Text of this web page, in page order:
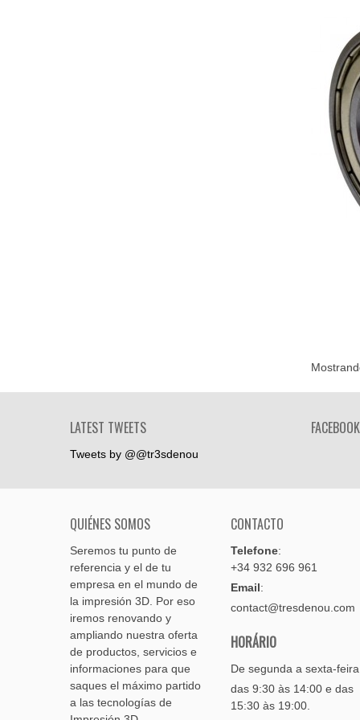
LATEST TWEETS
Tweets by @@tr3sdenou
FACEBOOK
QUIÉNES SOMOS
Seremos tu punto de
referencia y el de tu
empresa en el mundo de
la impresión 3D. Por eso
iremos renovando y
ampliando nuestra oferta
de productos, servicios e
informaciones para que
saques el máximo partido
a las tecnologías de
CONTACTO
Telefone:
+34 932 696 961
Email:
contact@tresdenou.com
HORÁRIO
De segunda a sexta-feira
das 9:30 às 14:00 e das
15:30 às 19:00.